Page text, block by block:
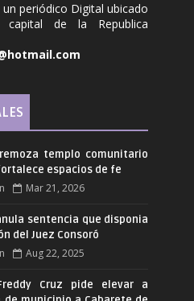
un periódico Digital ubicado
de la Republica
templo comunitario
fortalece espacios de fe
Mar 21, 2026
sentencia que disponia
del Juez Consoró
Aug 22, 2025
Cruz pide elevar a